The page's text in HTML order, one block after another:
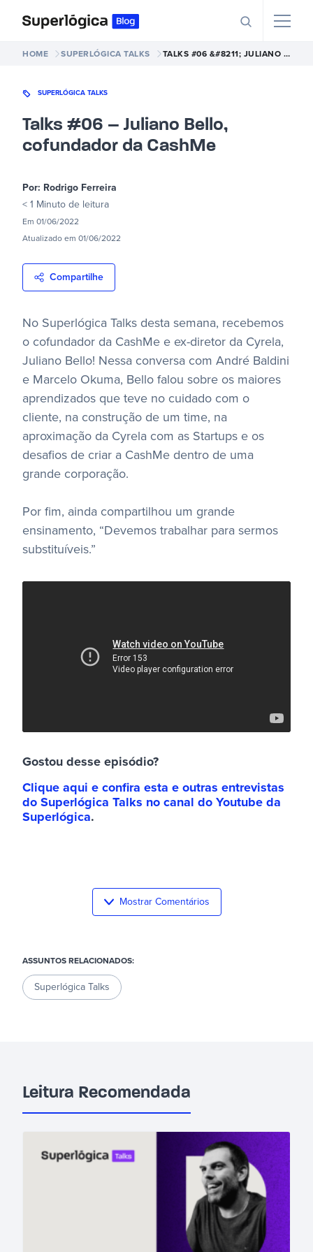
HOME SUPERLÓGICA TALKS TALKS #06 &#8211; JULIANO BELLO, COFUNDADOR DA CASHME
SUPERLÓGICA TALKS
Talks #06 – Juliano Bello,
cofundador da CashMe
Por: Rodrigo Ferreira
< 1 Minuto de leitura
Em 01/06/2022
Atualizado em 01/06/2022
Compartilhe
No Superlógica Talks desta semana, recebemos
o cofundador da CashMe e ex-diretor da Cyrela,
Juliano Bello! Nessa conversa com André Baldini
e Marcelo Okuma, Bello falou sobre os maiores
aprendizados que teve no cuidado com o
cliente, na construção de um time, na
aproximação da Cyrela com as Startups e os
desafios de criar a CashMe dentro de uma
grande corporação.
Por fim, ainda compartilhou um grande
ensinamento, “Devemos trabalhar para sermos
substituíveis.”
Gostou desse episódio?
Clique aqui e confira esta e outras entrevistas
do Superlógica Talks no canal do Youtube da
Superlógica.
Mostrar Comentários
ASSUNTOS RELACIONADOS:
Superlógica Talks
Leitura Recomendada